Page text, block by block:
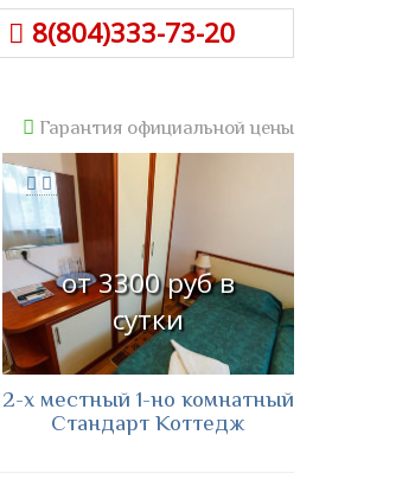
8(804)333-73-20
Гарантия официальной цены
от 3300 руб в
сутки
2-х местный 1-но комнатный
Стандарт Коттедж